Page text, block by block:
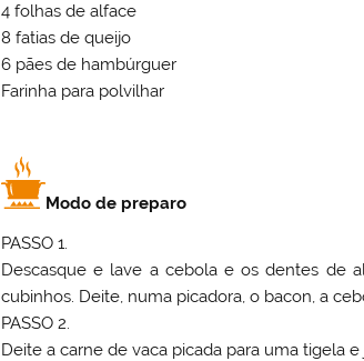
4 folhas de alface
8 fatias de queijo
6 pães de hambúrguer
Farinha para polvilhar
Modo de preparo
PASSO 1.
Descasque e lave a cebola e os dentes de
cubinhos. Deite, numa picadora, o bacon, a
PASSO 2.
Deite a carne de vaca picada para uma tigela